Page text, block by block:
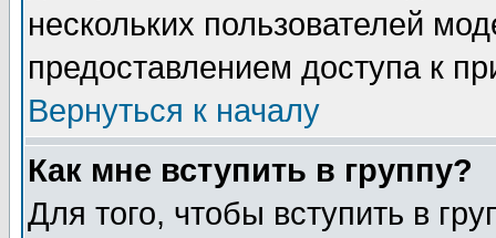
нескольких пользователей
предоставлением доступа к
Вернуться к началу
Как мне вступить в группу?
Для того, чтобы вступить в